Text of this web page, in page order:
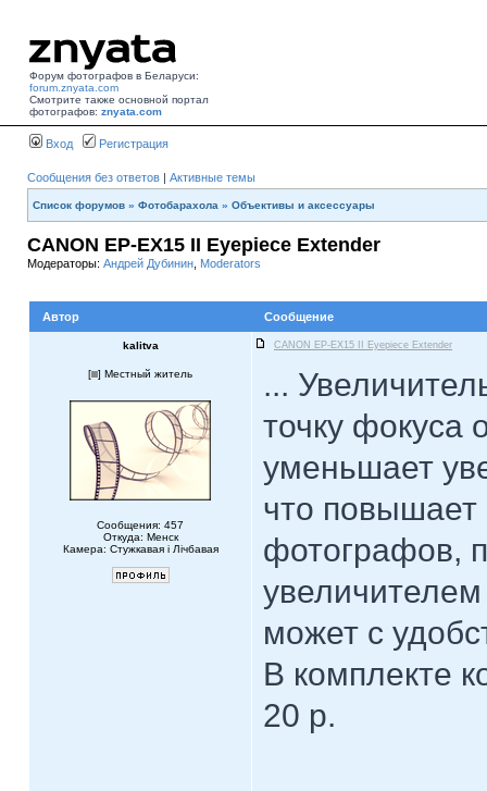
Форум фотографов в Беларуси:
forum.znyata.com
Смотрите также основной портал
фотографов: znyata.com
Вход Регистрация
Сообщения без ответов | Активные темы
Список форумов » Фотобарахола » Объективы и аксессуары
CANON EP-EX15 II Eyepiece Extender
Модераторы: Андрей Дубинин Moderators
Автор Сообщение
kalitva CANON EP-EX15 II Eyepiece Extender
[ ] Местный житель
Сообщения: 457
Откуда: Менск
Камера: Стужкавая i Лічбавая
...
точку фокуса
уменьшает
что
фотографов,
может с
В комплекте
20 р.